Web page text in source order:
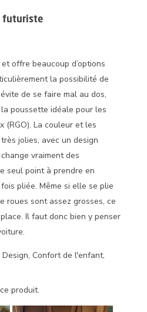
futuriste
offre beaucoup d’options
la possibilité de
de se faire mal au dos,
la poussette idéale pour les
(RGO). La couleur et les
jolies, avec un design
vraiment des
seul point à prendre en
pliée. Même si elle se plie
roues sont assez grosses, ce
Il faut donc bien y penser
Design, Confort de l'enfant,
produit.